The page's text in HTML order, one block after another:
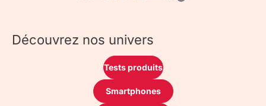
Découvrez nos univers
Tests produits
Smartphones